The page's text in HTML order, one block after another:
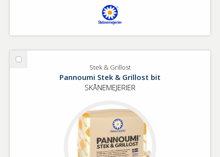
Välj
Stek & Grillost
Pannoumi Stek & Grillost bit
SKÅNEMEJERIER